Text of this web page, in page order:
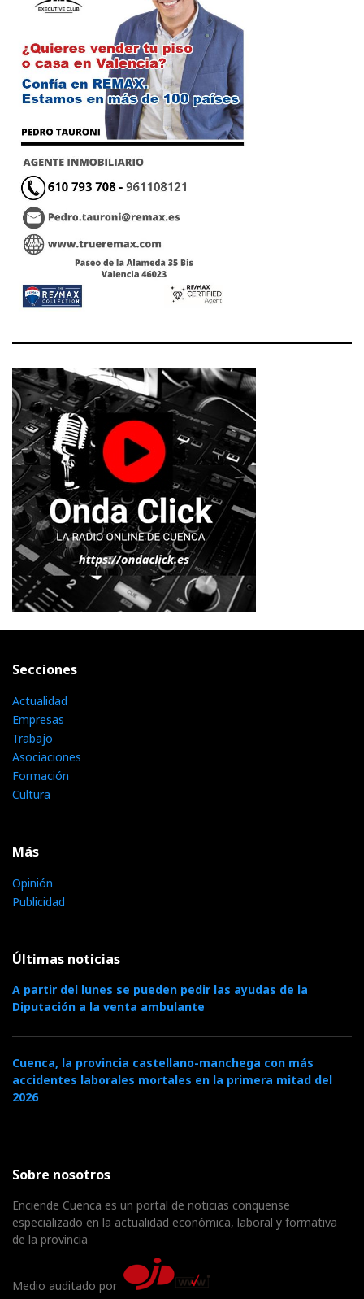
Secciones
Actualidad
Empresas
Trabajo
Asociaciones
Formación
Cultura
Más
Opinión
Publicidad
Últimas noticias
A partir del lunes se pueden pedir las ayudas de la
Diputación a la venta ambulante
Cuenca, la provincia castellano-manchega con más
accidentes laborales mortales en la primera mitad del
2026
Sobre nosotros
Enciende Cuenca es un portal de noticias conquense
especializado en la actualidad económica, laboral y formativa
de la provincia
Medio auditado por